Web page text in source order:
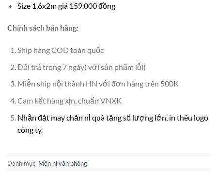
Size 1,6x2m giá 159.000 đồng
Chính sách bán hàng:
Ship hàng COD toàn quốc
Đổi trả trong 7 ngày( với sản phẩm lỗi)
Miễn ship nội thành HN với đơn hàng trên 500K
Cam kết hàng xịn, chuẩn VNXK
Nhận đặt may chăn nỉ quà tặng số lượng lớn, in thêu logo
công ty.
Danh mục: Mền nỉ văn phòng